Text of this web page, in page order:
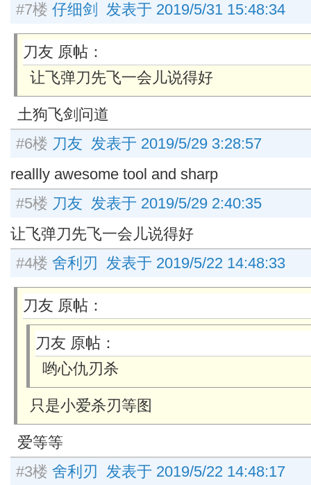
#7楼 仔细剑 发表于 2019/5/31 15:48:34
刀友 原帖：
让飞弹刀先飞一会儿说得好
土狗飞剑问道
#6楼 刀友 发表于 2019/5/29 3:28:57
reallly awesome tool and sharp
#5楼 刀友 发表于 2019/5/29 2:40:35
让飞弹刀先飞一会儿说得好
#4楼 舍利刃 发表于 2019/5/22 14:48:33
刀友 原帖：
刀友 原帖：
哟心仇刃杀
只是小爱杀刃等图
爱等等
#3楼 舍利刃 发表于 2019/5/22 14:48:17